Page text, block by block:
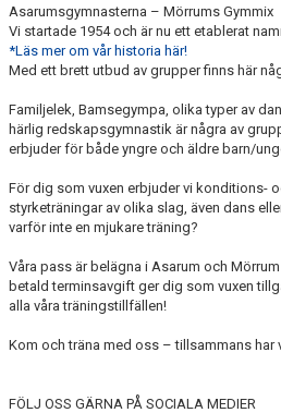
Asarumsgymnasterna – Mörrums Gymmix
Vi startade 1954 och är nu ett etablerat
*Läs mer om vår historia här!
Med ett brett utbud av grupper finns här
Familjelek, Bamsegympa, olika typer av
härlig redskapsgymnastik är några av
erbjuder för både yngre och äldre barn/
För dig som vuxen erbjuder vi konditions-
styrketräningar av olika slag, även dans
varför inte en mjukare träning?
Våra pass är belägna i Asarum och
betald terminsavgift ger dig som vuxen
alla våra träningstillfällen!
Kom och träna med oss – tillsammans har
FÖLJ OSS GÄRNA PÅ SOCIALA MEDIER